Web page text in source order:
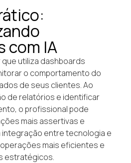
com IA
utiliza dashboards
o comportamento do
de seus clientes. Ao
de relatórios e identificar
o profissional pode
mais assertivas e
integração entre tecnologia e
mais eficientes e
estratégicos.